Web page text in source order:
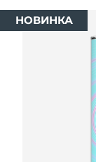
НОВИНКА
Вьетнам